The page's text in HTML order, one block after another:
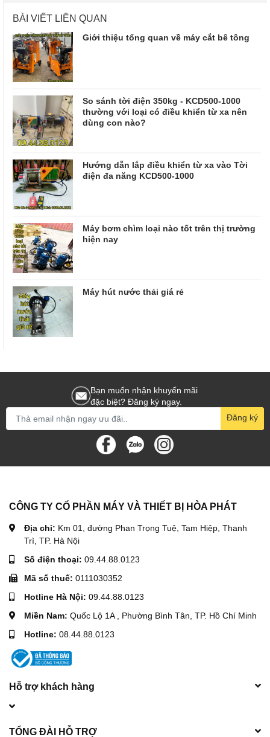
BÀI VIẾT LIÊN QUAN
Giới thiệu tổng quan về máy cắt bê tông
So sánh tời điện 350kg - KCD500-1000
thường với loại có điều khiển từ xa nên
dùng con nào?
Hướng dẫn lắp điều khiển từ xa vào Tời
điện đa năng KCD500-1000
Máy bơm chìm loại nào tốt trên thị trường
hiện nay
Máy hút nước thải giá rẻ
Bạn muốn nhận khuyến mãi
đặc biệt? Đăng ký ngay.
Đăng ký
CÔNG TY CỔ PHẦN MÁY VÀ THIẾT BỊ HÒA PHÁT
Địa chỉ: Km 01, đường Phan Trọng Tuệ, Tam Hiệp, Thanh
Trì, TP. Hà Nội
Số điện thoại: 09.44.88.0123
Mã số thuế: 0111030352
Hotline Hà Nội: 09.44.88.0123
Miền Nam: Quốc Lộ 1A , Phường Bình Tân, TP. Hồ Chí Minh
Hotline: 08.44.88.0123
Hỗ trợ khách hàng
TỔNG ĐÀI HỖ TRỢ